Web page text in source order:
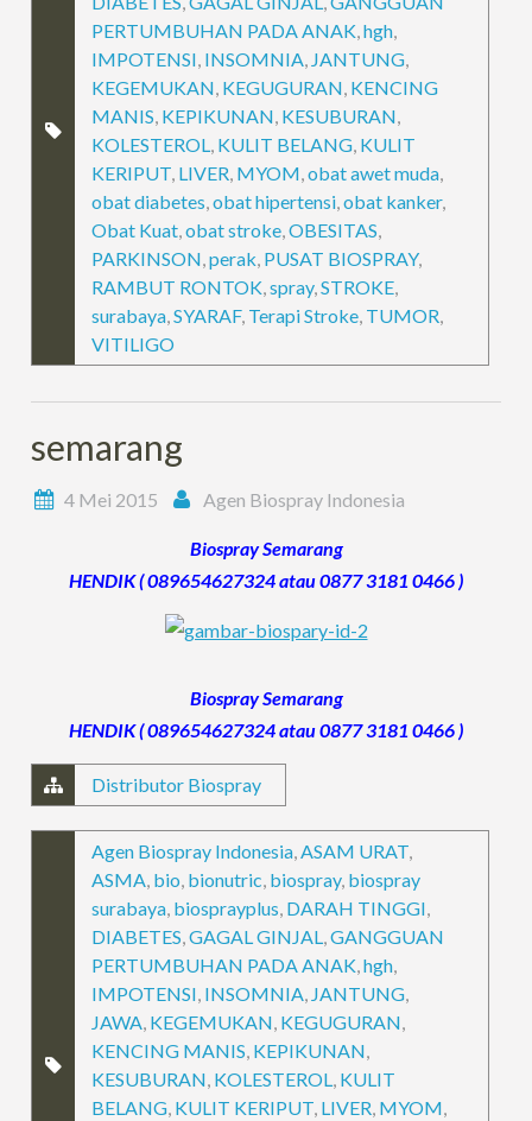
PERTUMBUHAN PADA ANAK,hgh,
IMPOTENSI, INSOMNIA, JANTUNG,
KEGEMUKAN, KEGUGURAN, KENCING
MANIS, KEPIKUNAN, KESUBURAN,
KOLESTEROL, KULIT BELANG, KULIT
KERIPUT, LIVER, MYOM,obat awet muda,
obat diabetes,obat hipertensi,obat kanker,
Obat Kuat,obat stroke,OBESITAS,
PARKINSON,perak, PUSAT BIOSPRAY,
RAMBUT RONTOK,spray,STROKE,
surabaya,SYARAF, Terapi Stroke, TUMOR,
VITILIGO
semarang
4 Mei 2015 Agen Biospray Indonesia
Biospray Semarang
HENDIK ( 089654627324 atau 0877 3181 0466 )
Biospray Semarang
HENDIK ( 089654627324 atau 0877 3181 0466 )
Distributor Biospray
Agen Biospray Indonesia,ASAM URAT,
ASMA, bio, bionutric, biospray, biospray
surabaya, biosprayplus, DARAH TINGGI,
DIABETES,GAGAL GINJAL,GANGGUAN
PERTUMBUHAN PADA ANAK,hgh,
IMPOTENSI, INSOMNIA, JANTUNG,
JAWA, KEGEMUKAN, KEGUGURAN,
KENCING MANIS, KEPIKUNAN,
KESUBURAN, KOLESTEROL, KULIT
BELANG, KULIT KERIPUT, LIVER, MYOM,